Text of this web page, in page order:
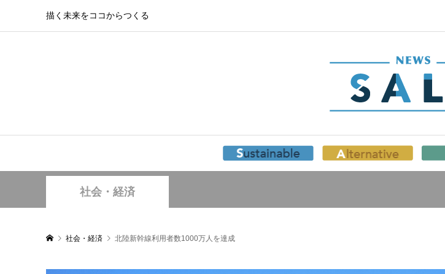
描く未来をココからつくる
社会・経済
社会・経済 北陸新幹線利用者数1000万人を達成